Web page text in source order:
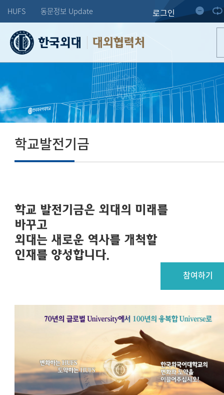
HUFS 동문정보 Update 로그인
대외협력처
학교발전기금
학교 발전기금은 외대의 미래를
바꾸고
외대는 새로운 역사를 개척할
인재를 양성합니다.
참여하기